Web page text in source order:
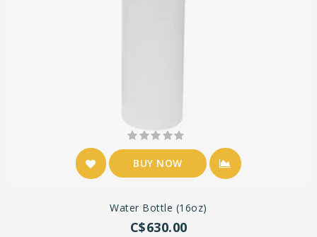
BUY NOW
Water Bottle (16oz)
C$630.00